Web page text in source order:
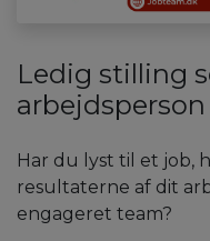
Ledig stilling
Har du lyst til et job,
resultaterne af dit
engageret team?